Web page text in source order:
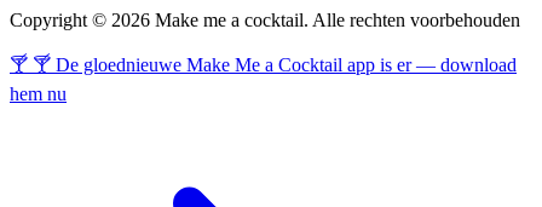
Copyright © 2026 Make me a cocktail. Alle rechten voorbehouden
🍸 🍸 De gloednieuwe Make Me a Cocktail app is er — download
hem nu